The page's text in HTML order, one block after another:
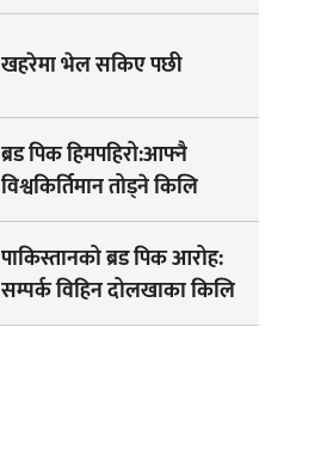
खहरेमा भेल सकिए पछी
ब्रड पिक हिमपहिरो:आफ्नै
विश्वकिर्तिमान तोड्ने किलि
पेम्बाको सपना अधुरै !
पाकिस्तानको ब्रड पिक आरोह‌‌:
सम्पर्क विहिन दोलखाका किलि
पेम्बाको शव भेटियो